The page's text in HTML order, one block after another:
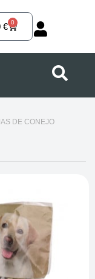
€ 0
Carrito
DE CONEJO